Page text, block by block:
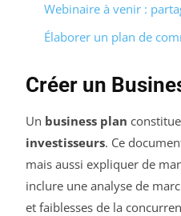
Webinaire à venir :
Élaborer un plan de
Créer un
Un business plan
investisseurs. Ce
mais aussi expliquer de
inclure une analyse de
et faiblesses de la